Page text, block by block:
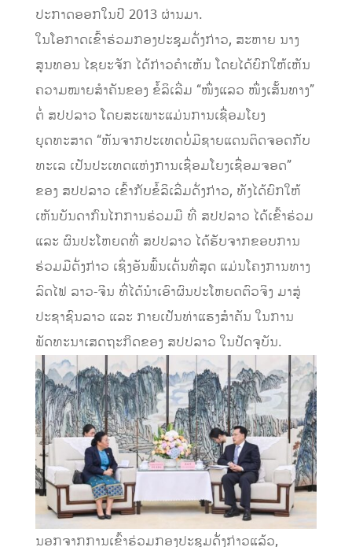
ປະກາດອອກໃນປີ 2013 ຜ່ານມາ.
ໃນໂອກາດເຂົ້າຮ່ວມກອງປະຊຸມດັ່ງກ່າວ, ສະຫາຍ ນາງ
ສູນທອນ ໄຊຍະຈັກ ໄດ້ກ່າວຄໍາເຫັນ ໂດຍໄດ້ຍົກໃຫ້ເຫັນ
ຄວາມໝາຍສໍາຄັນຂອງ ຂໍ້ລິເລີ່ມ “ໜຶ່ງແລວ ໜຶ່ງເສັ້ນທາງ”
ຕໍ່ ສປປລາວ ໂດຍສະເພາະແມ່ນການເຊື່ອມໂຍງ
ຍຸດທະສາດ “ຫັນຈາກປະເທດບໍ່ມີຊາຍແດນຕິດຈອດກັບ
ທະເລ ເປັນປະເທດແຫ່ງການເຊື່ອມໂຍງເຊື່ອມຈອດ”
ຂອງ ສປປລາວ ເຂົ້າກັບຂໍ້ລິເລີ່ມດັ່ງກ່າວ, ທັງໄດ້ຍົກໃຫ້
ເຫັນບັນດາກົນໄກການຮ່ວມມື ທີ່ ສປປລາວ ໄດ້ເຂົ້າຮ່ວມ
ແລະ ຜົນປະໂຫຍດທີ່ ສປປລາວ ໄດ້ຮັບຈາກຂອບການ
ຮ່ວມມືດັ່ງກ່າວ ເຊິ່ງອັນພົ້ນເດັ່ນທີ່ສຸດ ແມ່ນໂຄງການທາງ
ລົດໄຟ ລາວ-ຈີນ ທີ່ໄດ້ນໍາເອົາຜົນປະໂຫຍດຕົວຈິງ ມາສູ່
ປະຊາຊົນລາວ ແລະ ກາຍເປັນທ່າແຮງສໍາຄັນ ໃນການ
ພັດທະນາເສດຖະກິດຂອງ ສປປລາວ ໃນປັດຈຸບັນ.
ນອກຈາກການເຂົ້າຮ່ວມກອງປະຊຸມດັ່ງກ່າວແລ້ວ,